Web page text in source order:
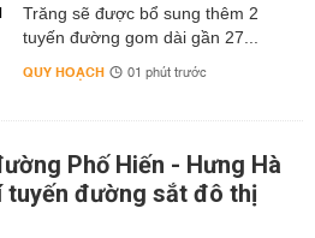
Trăng sẽ được bổ sung thêm 2
tuyến đường gom dài gần 27...
QUY HOẠCH 01 phút trước
Phố Hiến - Hưng Hà
tuyến đường sắt đô thị